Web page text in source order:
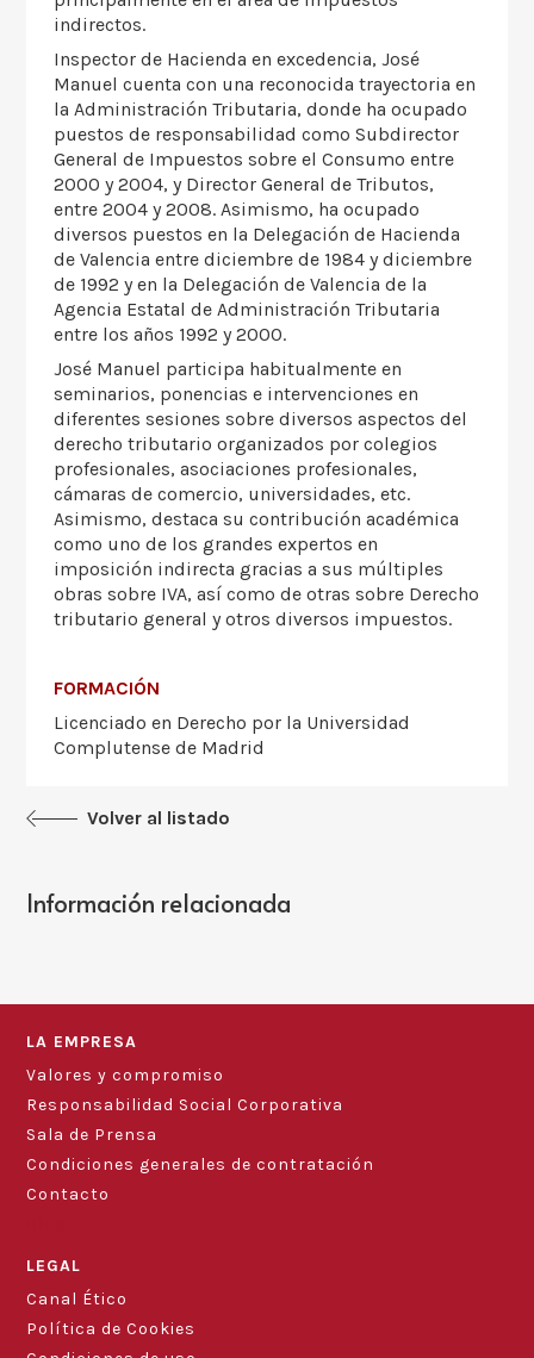
Volver al listado
indirectos.
Inspector de Hacienda en excedencia, José
Manuel cuenta con una reconocida trayectoria en
la Administración Tributaria, donde ha ocupado
puestos de responsabilidad como Subdirector
General de Impuestos sobre el Consumo entre
2000 y 2004, y Director General de Tributos,
entre 2004 y 2008. Asimismo, ha ocupado
diversos puestos en la Delegación de Hacienda
de Valencia entre diciembre de 1984 y diciembre
de 1992 y en la Delegación de Valencia de la
Agencia Estatal de Administración Tributaria
entre los años 1992 y 2000.
José Manuel participa habitualmente en
seminarios, ponencias e intervenciones en
diferentes sesiones sobre diversos aspectos del
derecho tributario organizados por colegios
profesionales, asociaciones profesionales,
cámaras de comercio, universidades, etc.
Asimismo, destaca su contribución académica
como uno de los grandes expertos en
imposición indirecta gracias a sus múltiples
obras sobre IVA, así como de otras sobre Derecho
tributario general y otros diversos impuestos.
FORMACIÓN
Licenciado en Derecho por la Universidad
Complutense de Madrid
Información relacionada
LA EMPRESA
Valores y compromiso
Responsabilidad Social Corporativa
Sala de Prensa
Condiciones generales de contratación
Contacto
LEGAL
Canal Ético
Política de Cookies